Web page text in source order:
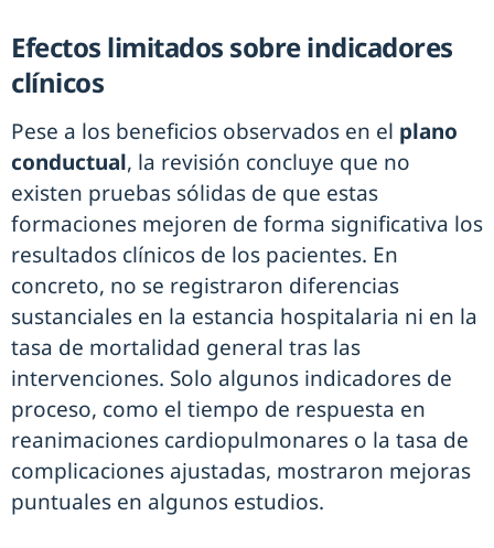
Efectos limitados sobre indicadores
clínicos
Pese a los beneficios observados en el plano
conductual, la revisión concluye que no
existen pruebas sólidas de que estas
formaciones mejoren de forma significativa los
resultados clínicos de los pacientes. En
concreto, no se registraron diferencias
sustanciales en la estancia hospitalaria ni en la
tasa de mortalidad general tras las
intervenciones. Solo algunos indicadores de
proceso, como el tiempo de respuesta en
reanimaciones cardiopulmonares o la tasa de
complicaciones ajustadas, mostraron mejoras
puntuales en algunos estudios.